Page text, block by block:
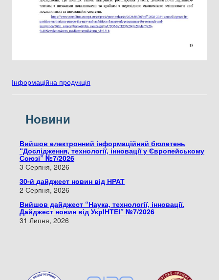
Інформаційна продукція
Новини
Вийшов електронний інформаційний бюлетень
“Дослідження, технології, інновації у Європейському
Союзі” №7/2026
3 Серпня, 2026
30-й дайджест новин від НРАТ
2 Серпня, 2026
Вийшов дайджест “Наука, технології, інновації.
Дайджест новин від УкрІНТЕІ” №7/2026
31 Липня, 2026